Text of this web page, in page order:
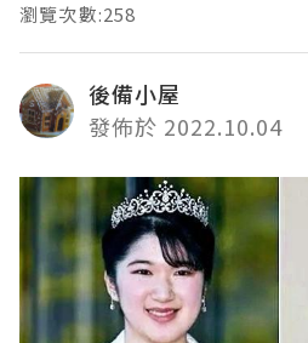
瀏覽次數:258
後備小屋
發佈於 2022.10.04